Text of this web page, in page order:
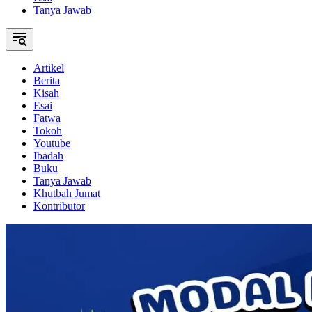
Tanya Jawab
Artikel
Berita
Kisah
Esai
Fatwa
Tokoh
Youtube
Ibadah
Buku
Tanya Jawab
Khutbah Jumat
Kontributor